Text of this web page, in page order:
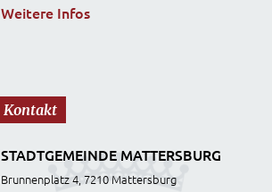
Weitere Infos
Kontakt
STADTGEMEINDE MATTERSBURG
Brunnenplatz 4, 7210 Mattersburg